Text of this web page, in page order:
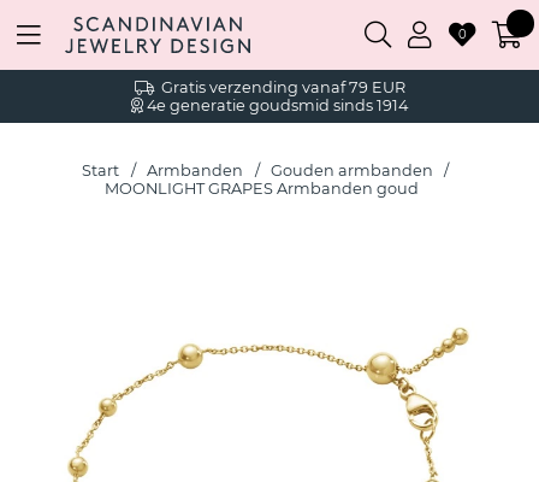
Gratis verzending vanaf 79 EUR
4e generatie goudsmid sinds 1914
0
Start Armbanden
Gouden armbanden
MOONLIGHT GRAPES Armbanden goud